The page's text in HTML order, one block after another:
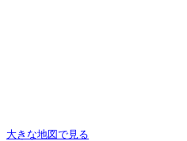
大きな地図で見る